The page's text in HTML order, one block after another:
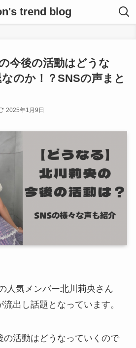
trend blog
今後の活動はどうな
のか！？SNSの声まと
2025年1月9日
人気メンバー北川莉央さん
出し話題となっています。
の活動はどうなっていくので